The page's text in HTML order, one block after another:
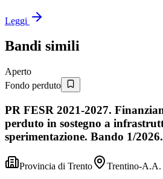
Leggi
Bandi simili
Aperto
Fondo perduto
PR FESR 2021-2027.
perduto in sostegno a
sperimentazione. Bando 1/2026.
Provincia di Trento
Trentino-A.A.